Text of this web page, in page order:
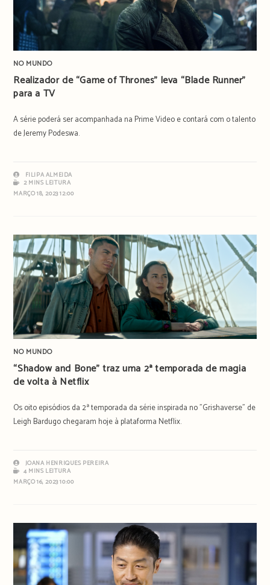
NO MUNDO
Realizador de “Game of Thrones” leva “Blade Runner”
para a TV
A série poderá ser acompanhada na Prime Video e contará com o talento
de Jeremy Podeswa.
FILIPA ALMEIDA
2 MINS LEITURA
MARÇO 18, 2023 12:00
NO MUNDO
“Shadow and Bone” traz uma 2ª temporada de magia
de volta à Netflix
Os oito episódios da 2ª temporada da série inspirada no "Grishaverse" de
Leigh Bardugo chegaram hoje à plataforma Netflix.
JOANA HENRIQUES PEREIRA
4 MINS LEITURA
MARÇO 16, 2023 10:00